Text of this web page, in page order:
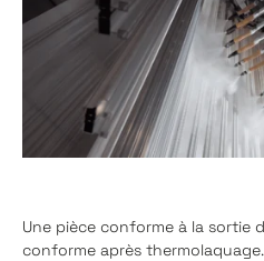
Une pièce conforme à la sortie
conforme après